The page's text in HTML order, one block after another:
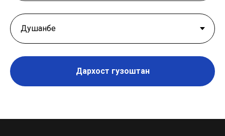
Дархост гузоштан